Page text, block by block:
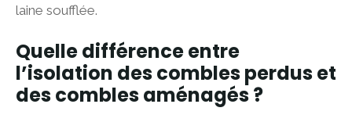
laine soufflée.
Quelle différence entre
l’isolation des combles perdus et
des combles aménagés ?